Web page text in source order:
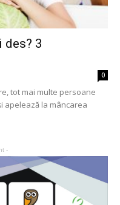
des? 3
0
tot mai multe persoane
apelează la mâncarea
-